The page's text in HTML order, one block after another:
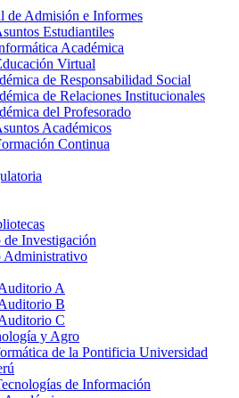
de Admisión e Informes
Estudiantiles
Académica
Virtual
de Responsabilidad Social
de Relaciones Institucionales
del Profesorado
Académicos
Continua
Investigación
Administrativo
A
B
C
y Agro
de la Pontificia Universidad
de Información